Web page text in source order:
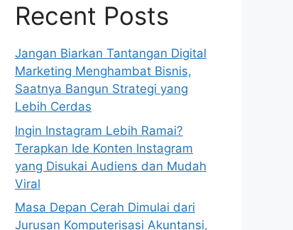
Recent Posts
Jangan Biarkan Tantangan Digital
Marketing Menghambat Bisnis,
Saatnya Bangun Strategi yang
Lebih Cerdas
Ingin Instagram Lebih Ramai?
Terapkan Ide Konten Instagram
yang Disukai Audiens dan Mudah
Viral
Masa Depan Cerah Dimulai dari
Jurusan Komputerisasi Akuntansi,